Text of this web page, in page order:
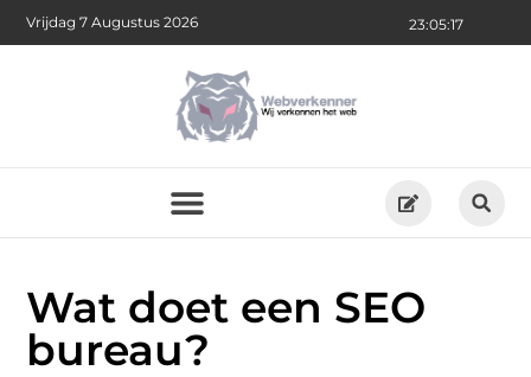
23:05:17
Vrijdag 7 Augustus 2026
Wat doet een SEO
bureau?